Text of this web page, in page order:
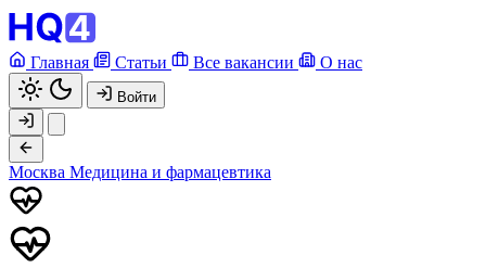
Главная Статьи Все вакансии О нас
Войти
Москва Медицина и фармацевтика